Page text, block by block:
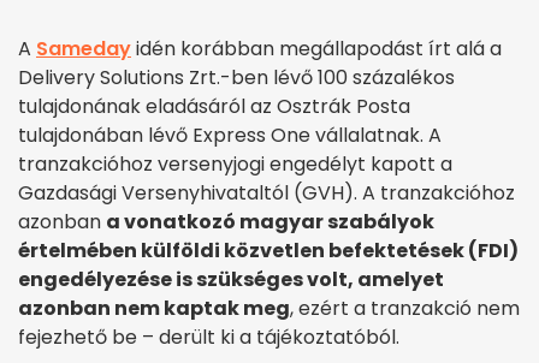
A Samedayidén korábban megállapodást írt alá a
Delivery Solutions Zrt.-ben lévő 100 százalékos
tulajdonának eladásáról az Osztrák Posta
tulajdonában lévő Express One vállalatnak. A
tranzakcióhoz versenyjogi engedélyt kapott a
Gazdasági Versenyhivataltól (GVH). A tranzakcióhoz
azonban a vonatkozó magyar szabályok
értelmében külföldi közvetlen befektetések (FDI)
engedélyezése is szükséges volt, amelyet
azonban nem kaptak meg, ezért a tranzakció nem
fejezhető be – derült ki a tájékoztatóból.